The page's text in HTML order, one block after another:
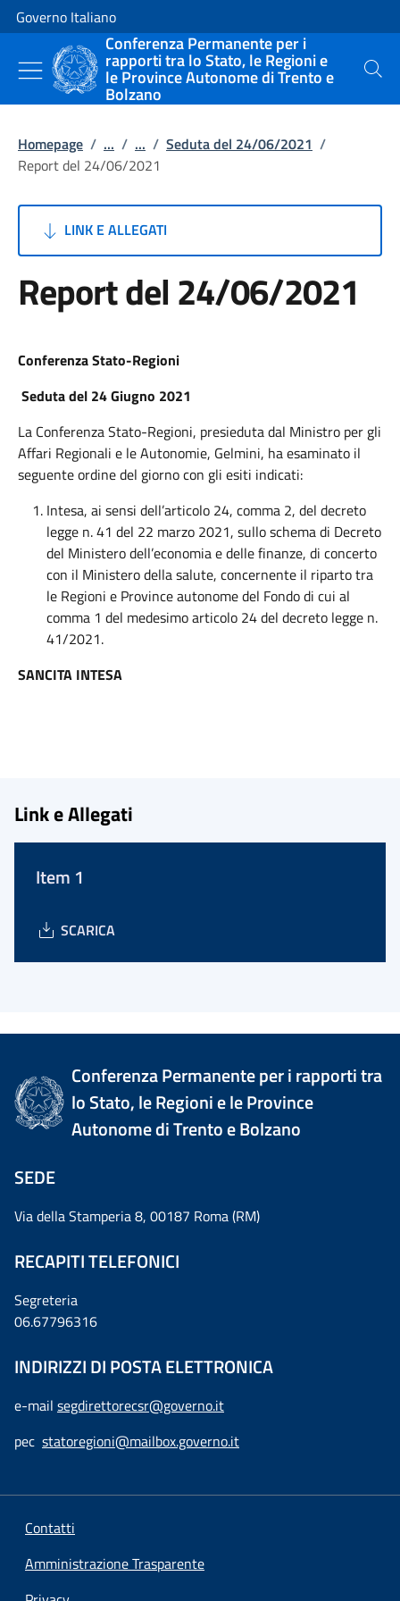
Vai al contenuto
Vai alla navigazione del sito
Governo Italiano
Conferenza Permanente per i
rapporti tra lo Stato, le Regioni e
le Province Autonome di Trento e
Bolzano
Cerca
Homepage / ... / ... / Seduta del 24/06/2021 /
Report del 24/06/2021
LINK E ALLEGATI
Report del 24/06/2021
Conferenza Stato-Regioni
Seduta del 24 Giugno 2021
La Conferenza Stato-Regioni, presieduta dal Ministro per gli
Affari Regionali e le Autonomie, Gelmini, ha esaminato il
seguente ordine del giorno con gli esiti indicati:
Intesa, ai sensi dell’articolo 24, comma 2, del decreto
legge n. 41 del 22 marzo 2021, sullo schema di Decreto
del Ministero dell’economia e delle finanze, di concerto
con il Ministero della salute, concernente il riparto tra
le Regioni e Province autonome del Fondo di cui al
comma 1 del medesimo articolo 24 del decreto legge n.
41/2021.
SANCITA INTESA
Link e Allegati
Item 1
SCARICA
Conferenza Permanente per i rapporti tra
lo Stato, le Regioni e le Province
Autonome di Trento e Bolzano
SEDE
Via della Stamperia 8, 00187 Roma (RM)
RECAPITI TELEFONICI
Segreteria
06.67796316
INDIRIZZI DI POSTA ELETTRONICA
e-mail segdirettorecsr@governo.it
pec statoregioni@mailbox.governo.it
Contatti
Amministrazione Trasparente